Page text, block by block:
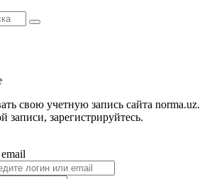
свою учетную запись сайта norma.uz.
записи, зарегистрируйтесь.